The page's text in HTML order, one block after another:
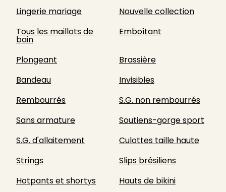
Lingerie mariage
Nouvelle collection
Tous les maillots de
bain
Emboîtant
Plongeant
Brassière
Bandeau
Invisibles
Rembourrés
S.G. non rembourrés
Sans armature
Soutiens-gorge sport
S.G. d'allaitement
Culottes taille haute
Strings
Slips brésiliens
Hotpants et shortys
Hauts de bikini